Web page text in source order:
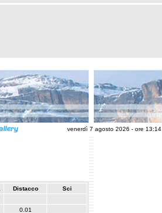
venerdì 7 agosto 2026 - ore 13:14
Distacco
Sci
0.01